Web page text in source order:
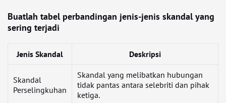
Buatlah tabel perbandingan jenis-jenis skandal yang
sering terjadi
Jenis Skandal Deskripsi
Skandal
Perselingkuhan
Skandal yang melibatkan hubungan
tidak pantas antara selebriti dan pihak
ketiga.